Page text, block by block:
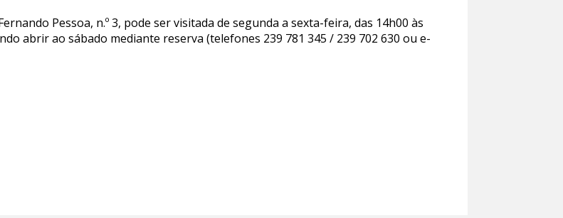
Pessoa, n.º 3, pode ser visitada de segunda a sexta-feira, das 14h00 às
abrir ao sábado mediante reserva (telefones 239 781 345 / 239 702 630 ou e-